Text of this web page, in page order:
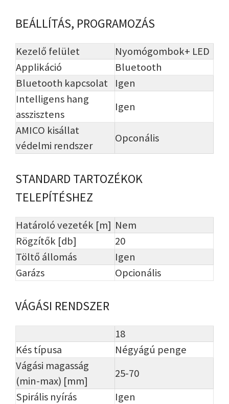
BEÁLLÍTÁS, PROGRAMOZÁS
Kezelő felület
Nyomógombok+ LED
Applikáció
Bluetooth
Bluetooth kapcsolat
Igen
Intelligens hang
asszisztens
Igen
AMICO kisállat
védelmi rendszer
Opconális
STANDARD TARTOZÉKOK
TELEPÍTÉSHEZ
Határoló vezeték [m] Nem
Rögzítők [db]
20
Töltő állomás
Igen
Garázs
Opcionális
VÁGÁSI RENDSZER
18
Kés típusa
Négyágú penge
Vágási magasság
(min-max) [mm]
25-70
Spirális nyírás
Igen